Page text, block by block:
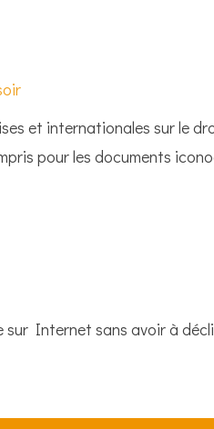
et internationales sur le
pour les documents
sur Internet sans avoir à